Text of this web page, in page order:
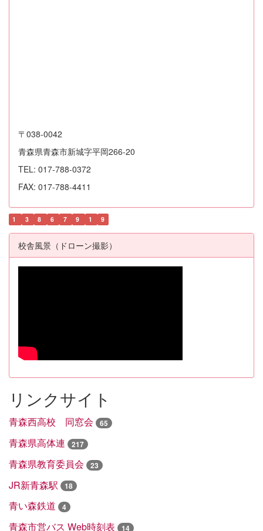
〒038-0042
青森県青森市新城字平岡266-20
TEL: 017-788-0372
FAX: 017-788-4411
1 3 8 6 7 9 1 9
校舎風景（ドローン撮影）
リンクサイト
青森西高校 同窓会 65
青森県高体連 217
青森県教育委員会 23
JR新青森駅 18
青い森鉄道 4
青森市営バス Web時刻表 14